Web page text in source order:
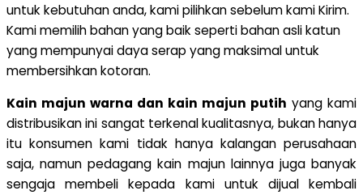
untuk kebutuhan anda, kami pilihkan sebelum kami Kirim.
Kami memilih bahan yang baik seperti bahan asli katun
yang mempunyai daya serap yang maksimal untuk
membersihkan kotoran.
Kain majun warna dan kain majun putih yang kami
distribusikan ini sangat terkenal kualitasnya, bukan hanya
itu konsumen kami tidak hanya kalangan perusahaan
saja, namun pedagang kain majun lainnya juga banyak
sengaja membeli kepada kami untuk dijual kembali